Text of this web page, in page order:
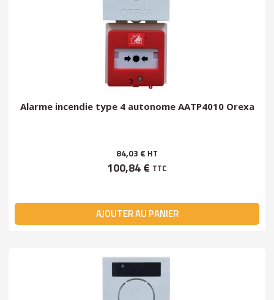
Alarme incendie type 4 autonome AATP4010 Orexa
84,03 € HT
100,84 € TTC
AJOUTER AU PANIER